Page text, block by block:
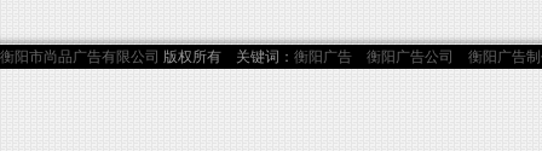
衡阳市尚品广告有限公司 版权所有 关键词： 衡阳广告 衡阳广告公司 衡阳广告